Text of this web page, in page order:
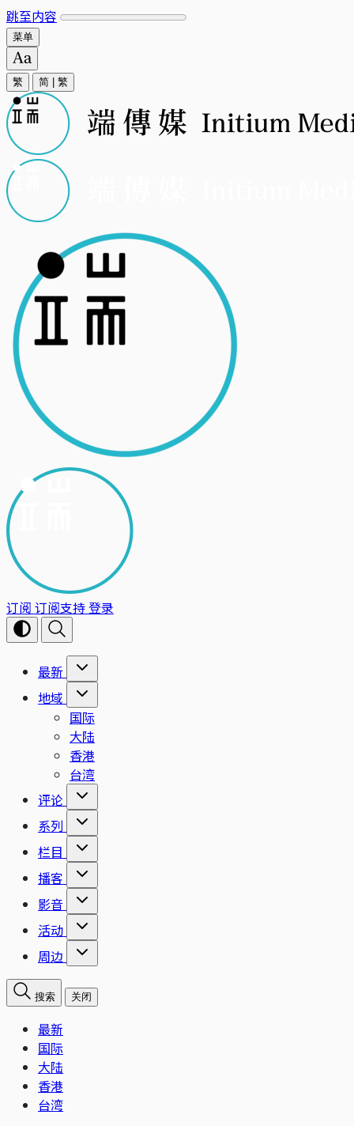
跳至内容
菜单
繁 简 繁
订阅 订阅支持登录
最新
地域
国际
大陆
香港
台湾
评论
系列
栏目
播客
影音
活动
周边
搜索 关闭
最新
国际
大陆
香港
台湾